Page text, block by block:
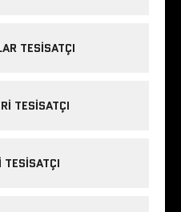
TESISATÇI
TESISATÇI
TESISATÇI